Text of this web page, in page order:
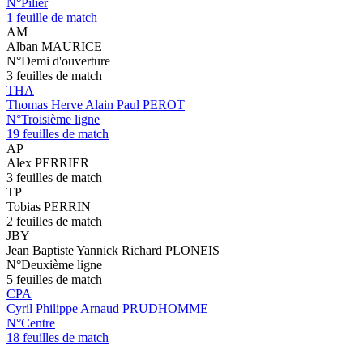
1 feuille de match
AM
Alban MAURICE
N°Demi d'ouverture
3 feuilles de match
THA
Thomas Herve Alain Paul PEROT
N°Troisième ligne
19 feuilles de match
AP
Alex PERRIER
3 feuilles de match
TP
Tobias PERRIN
2 feuilles de match
JBY
Jean Baptiste Yannick Richard PLONEIS
N°Deuxième ligne
5 feuilles de match
CPA
Cyril Philippe Arnaud PRUDHOMME
N°Centre
18 feuilles de match